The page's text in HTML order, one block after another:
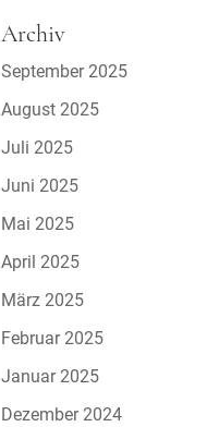
Archiv
September 2025
August 2025
Juli 2025
Juni 2025
Mai 2025
April 2025
März 2025
Februar 2025
Januar 2025
Dezember 2024